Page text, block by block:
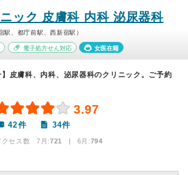
ック 皮膚科 内科 泌尿器科
駅、都庁前駅、西新宿駅）
電子処方せん対応 女医在籍
】皮膚科、内科、泌尿器科のクリニック。ご予約
3.97
42件 34件
クセス数 7月:721 | 6月:794